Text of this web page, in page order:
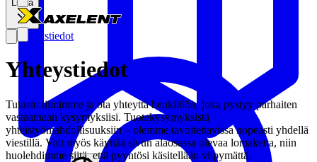
Lisää
Yhteystiedot
Yhteystiedot
Tutustu tiimimme ja ota yhteyttä henkilöön, joka pystyy parhaiten
vastaamaan kysymyksiisi. Tuotekysymyksistä
yhteistyömahdollisuuksiin – olemme tavoitettavissa nopeasti yhdellä
viestillä. Voit myös käyttää sivun alaosassa olevaa lomaketta, niin
huolehdimme siitä, että pyyntösi käsitellään viipymättä.